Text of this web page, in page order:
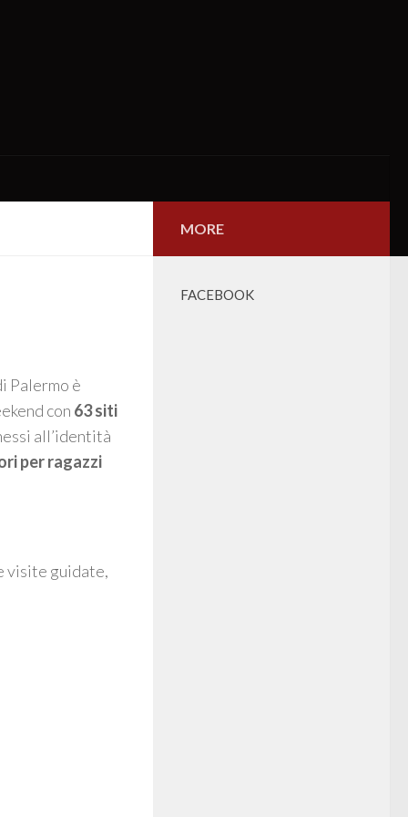
Palermo è
con 63 siti
all’identità
per ragazzi
visite guidate,
MORE
FACEBOOK